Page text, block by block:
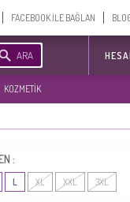
FACEBOOK İLE BAĞLAN
ARA
KOZMETİK
:
L XL XXL 3XL